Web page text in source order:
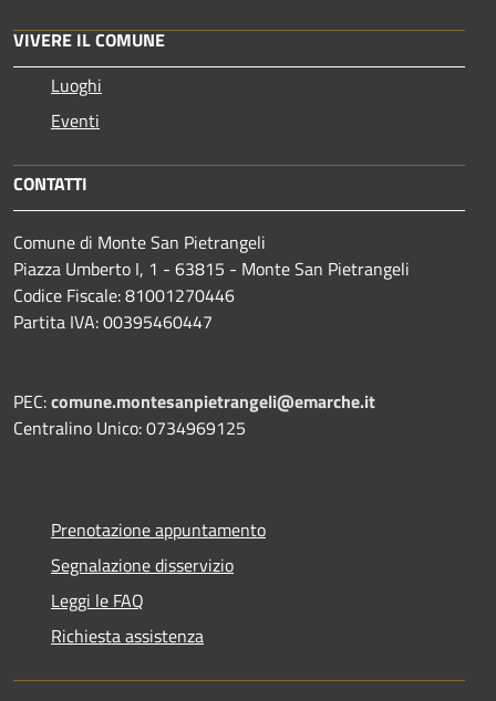
VIVERE IL COMUNE
Luoghi
Eventi
CONTATTI
Comune di Monte San Pietrangeli
Piazza Umberto I, 1 - 63815 - Monte San Pietrangeli
Codice Fiscale: 81001270446
Partita IVA: 00395460447
PEC:comune.montesanpietrangeli@emarche.it
Centralino Unico: 0734969125
Prenotazione appuntamento
Segnalazione disservizio
Leggi le FAQ
Richiesta assistenza